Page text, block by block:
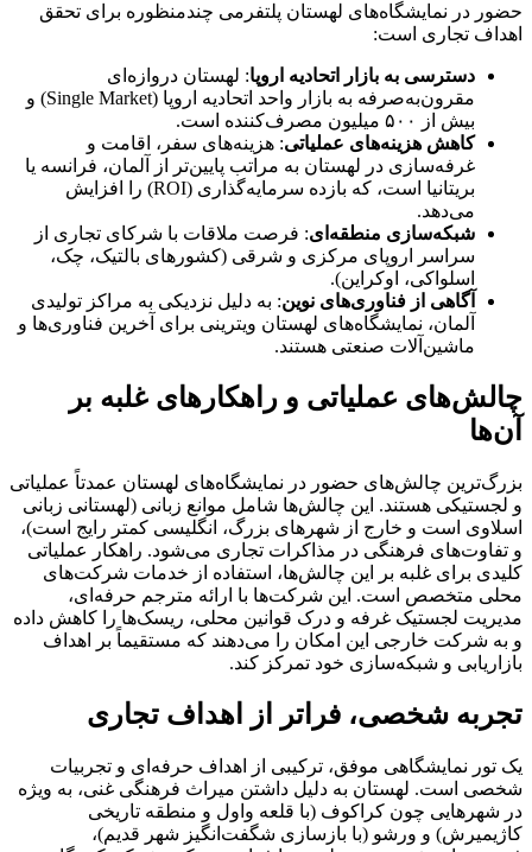
حضور در نمایشگاه‌های لهستان پلتفرمی چندمنظوره برای تحقق
اهداف تجاری است:
دسترسی به بازار اتحادیه اروپا: لهستان دروازه‌ای
مقرون‌به‌صرفه به بازار واحد اتحادیه اروپا (Single Market) و
بیش از ۵۰۰ میلیون مصرف‌کننده است.
کاهش هزینه‌های عملیاتی: هزینه‌های سفر، اقامت و
غرفه‌سازی در لهستان به مراتب پایین‌تر از آلمان، فرانسه یا
بریتانیا است، که بازده سرمایه‌گذاری (ROI) را افزایش
می‌دهد.
شبکه‌سازی منطقه‌ای: فرصت ملاقات با شرکای تجاری از
سراسر اروپای مرکزی و شرقی (کشورهای بالتیک، چک،
اسلواکی، اوکراین).
آگاهی از فناوری‌های نوین: به دلیل نزدیکی به مراکز تولیدی
آلمان، نمایشگاه‌های لهستان ویترینی برای آخرین فناوری‌ها و
ماشین‌آلات صنعتی هستند.
چالش‌های عملیاتی و راهکارهای غلبه بر
آن‌ها
بزرگ‌ترین چالش‌های حضور در نمایشگاه‌های لهستان عمدتاً عملیاتی
و لجستیکی هستند. این چالش‌ها شامل موانع زبانی (لهستانی زبانی
اسلاوی است و خارج از شهرهای بزرگ، انگلیسی کمتر رایج است)،
و تفاوت‌های فرهنگی در مذاکرات تجاری می‌شود. راهکار عملیاتی
کلیدی برای غلبه بر این چالش‌ها، استفاده از خدمات شرکت‌های
محلی متخصص است. این شرکت‌ها با ارائه مترجم حرفه‌ای،
مدیریت لجستیک غرفه و درک قوانین محلی، ریسک‌ها را کاهش داده
و به شرکت خارجی این امکان را می‌دهند که مستقیماً بر اهداف
بازاریابی و شبکه‌سازی خود تمرکز کند.
تجربه شخصی، فراتر از اهداف تجاری
یک تور نمایشگاهی موفق، ترکیبی از اهداف حرفه‌ای و تجربیات
شخصی است. لهستان به دلیل داشتن میراث فرهنگی غنی، به ویژه
در شهرهایی چون کراکوف (با قلعه واول و منطقه تاریخی
کاژیمیرش) و ورشو (با بازسازی شگفت‌انگیز شهر قدیم)،